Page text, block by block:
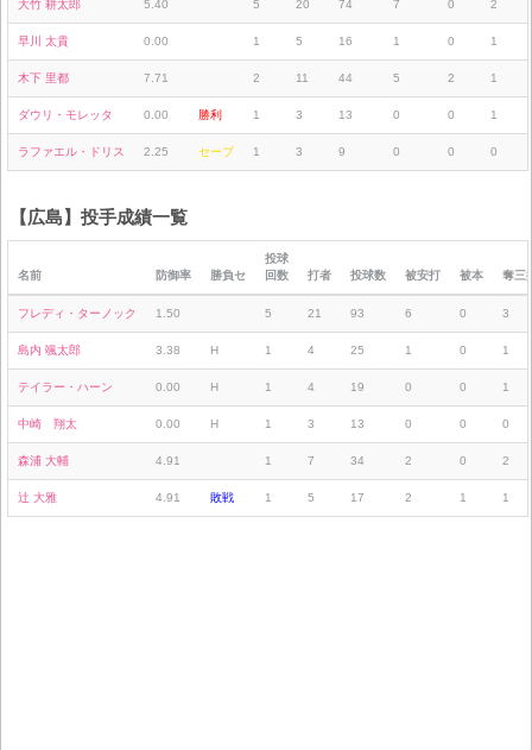
大竹 耕太郎 5.40 5 20 74 7 0 2
早川 太貴 0.00 1 5 16 1 0 1
木下 里都 7.71 2 11 44 5 2 1
ダウリ・モレッタ 0.00 勝利 1 3 13 0 0 1
ラファエル・ドリス 2.25 セーブ 1 3 9 0 0 0
【広島】投手成績一覧
名前 防御率 勝負セ
投球
回数
打者 投球数 被安打 被本 奪三
フレディ・ターノック 1.50 5 21 93 6 0 3
島内 颯太郎 3.38 H 1 4 25 1 0 1
テイラー・ハーン 0.00 H 1 4 19 0 0 1
中崎 翔太 0.00 H 1 3 13 0 0 0
森浦 大輔 4.91 1 7 34 2 0 2
辻 大雅 4.91 敗戦 1 5 17 2 1 1